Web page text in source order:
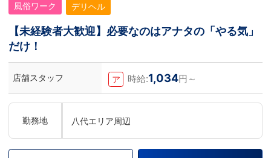
風俗ワーク デリヘル
【未経験者大歓迎】必要なのはアナタの「やる気」
だけ！
店舗スタッフ ア 時給:1,034円～
勤務地 八代エリア周辺